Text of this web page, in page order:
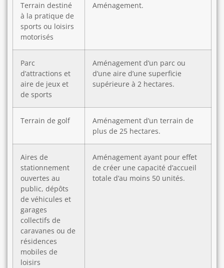
Terrain destiné
à la pratique de
sports ou loisirs
motorisés
Aménagement.
Parc
d’attractions et
aire de jeux et
de sports
Aménagement d’un parc ou
d’une aire d’une superficie
supérieure à 2 hectares.
Terrain de golf
Aménagement d’un terrain de
plus de 25 hectares.
Aires de
stationnement
ouvertes au
public, dépôts
de véhicules et
garages
collectifs de
caravanes ou de
résidences
mobiles de
loisirs
Aménagement ayant pour effet
de créer une capacité d’accueil
totale d’au moins 50 unités.